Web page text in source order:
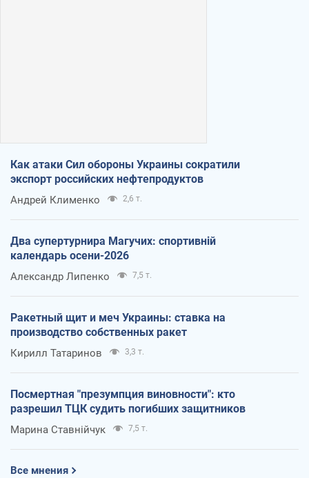
Как атаки Сил обороны Украины сократили
экспорт российских нефтепродуктов
Андрей Клименко 2,6 т.
Два супертурнира Магучих: спортивній
календарь осени-2026
Александр Липенко 7,5 т.
Ракетный щит и меч Украины: ставка на
производство собственных ракет
Кирилл Татаринов 3,3 т.
Посмертная "презумпция виновности": кто
разрешил ТЦК судить погибших защитников
Марина Ставнійчук 7,5 т.
Все мнения